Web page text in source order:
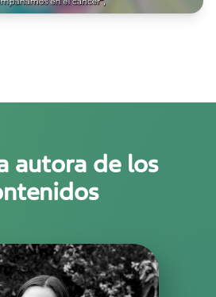
autora de los